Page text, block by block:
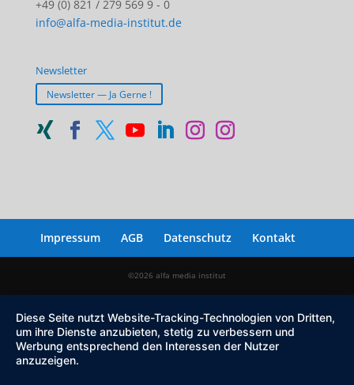
+49 (0) 821 / 279 569 9 - 0
info@alfa-media-institut.de
Newsletter
Newsletter — Ja Gerne !
Impressum AGB Datenschutz Kontakt
©2026 alfa media institut
Diese Seite nutzt Website-Tracking-Technologien von Dritten,
um ihre Dienste anzubieten, stetig zu verbessern und
Werbung entsprechend den Interessen der Nutzer
anzuzeigen.